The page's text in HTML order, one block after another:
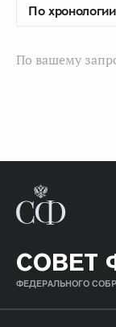
По вашему
СОВЕТ
ФЕДЕРАЛЬНОГО